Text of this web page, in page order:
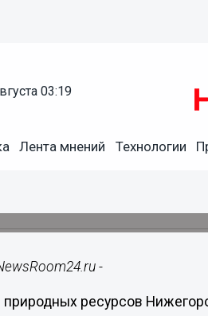
03:19
Лента мнений Технологии
экологии
-
ресурсов